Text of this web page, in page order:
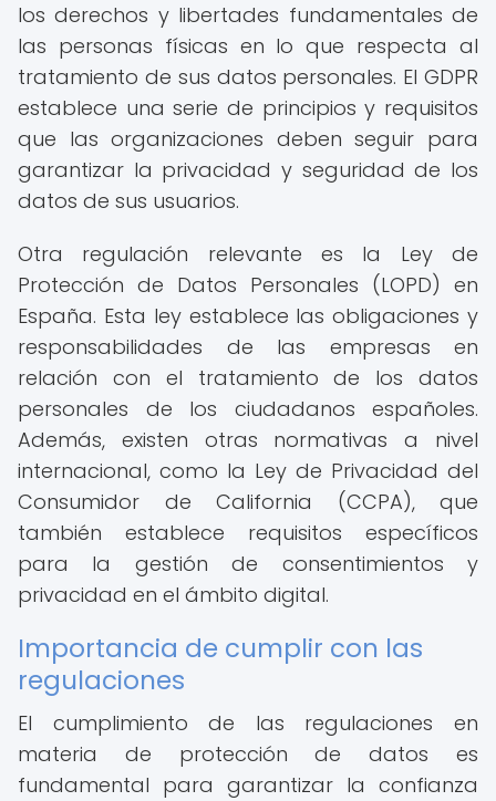
los derechos y libertades fundamentales de
las personas físicas en lo que respecta al
tratamiento de sus datos personales. El GDPR
establece una serie de principios y requisitos
que las organizaciones deben seguir para
garantizar la privacidad y seguridad de los
datos de sus usuarios.
Otra regulación relevante es la Ley de
Protección de Datos Personales (LOPD) en
España. Esta ley establece las obligaciones y
responsabilidades de las empresas en
relación con el tratamiento de los datos
personales de los ciudadanos españoles.
Además, existen otras normativas a nivel
internacional, como la Ley de Privacidad del
Consumidor de California (CCPA), que
también establece requisitos específicos
para la gestión de consentimientos y
privacidad en el ámbito digital.
Importancia de cumplir con las
regulaciones
El cumplimiento de las regulaciones en
materia de protección de datos es
fundamental para garantizar la confianza